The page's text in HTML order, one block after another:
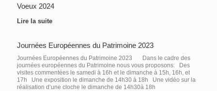
Voeux 2024
Lire la suite
Journées Européennes du Patrimoine 2023
Journées Européennes du Patrimoine 2023 Dans le cadre des
journées européennes du Patrimoine nous vous proposons: Des
visites commentées le samedi à 16h et le dimanche à 15h, 16h, et
17h Une exposition le dimanche de 14h30 à 18h Une vidéo sur la
réalisation d’une cloche le dimanche de 14h30à 18h